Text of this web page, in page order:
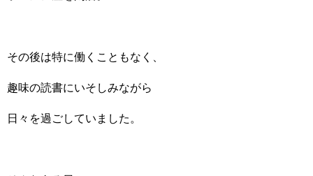
その後は特に働くこともなく、
趣味の読書にいそしみながら
日々を過ごしていました。